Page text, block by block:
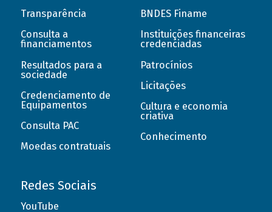
Transparência
Consulta a
financiamentos
Resultados para a
sociedade
Credenciamento de
Equipamentos
Consulta PAC
Moedas contratuais
BNDES Finame
Instituições financeiras
credenciadas
Patrocínios
Licitações
Cultura e economia
criativa
Conhecimento
Redes Sociais
YouTube